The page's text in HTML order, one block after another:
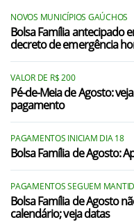
NOVOS MUNICÍPIOS GAÚCHOS
Bolsa Família antecipado
decreto de emergência
VALOR DE R$ 200
Pé-de-Meia de Agosto:
pagamento
PAGAMENTOS INICIAM DIA 18
Bolsa Família de Agosto:
PAGAMENTOS SEGUEM
Bolsa Família de Agosto
calendário; veja datas